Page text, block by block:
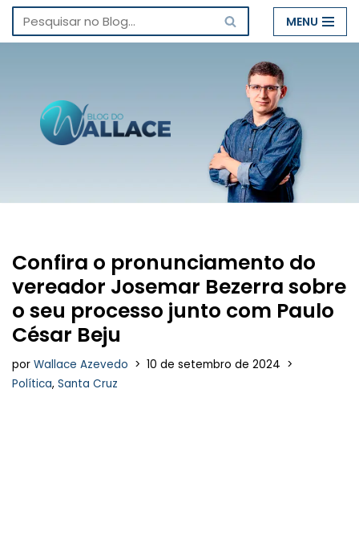
Pular
conteúdo
MENU
Confira o pronunciamento do
vereador Josemar Bezerra sobre
o seu processo junto com Paulo
César Beju
por Wallace Azevedo
10 de setembro de 2024
Política, Santa Cruz